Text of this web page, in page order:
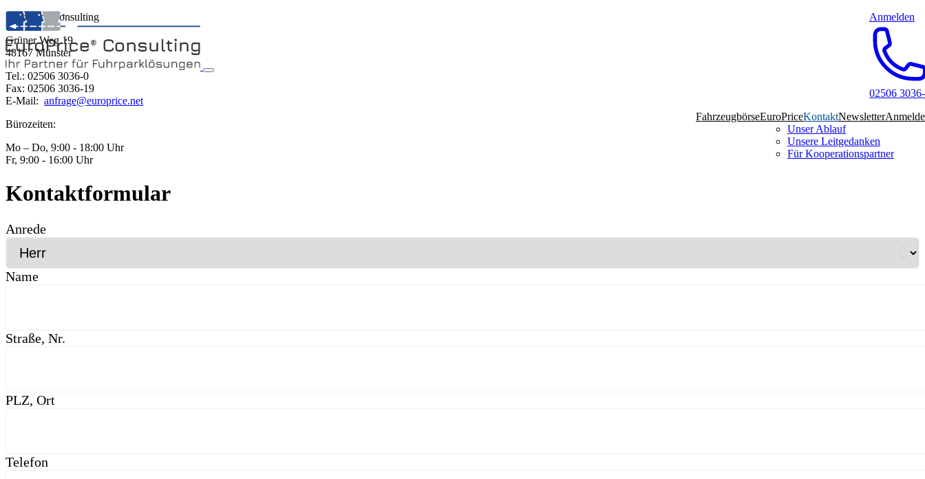
Anmelden
02506
FahrzeugbörseEuroPrice
Unser Ablauf
Unsere Leitgedanken
Für Kooperationspartner
KontaktNewsletter
EuroPrice Consulting
Grüner Weg 19
48167 Münster
Tel.: 02506 3036-0
Fax: 02506 3036-19
E-Mail: anfrage@europrice.net
Bürozeiten:
Mo – Do, 9:00 - 18:00 Uhr
Fr, 9:00 - 16:00 Uhr
Kontaktformular
Anrede
Name
Straße, Nr.
PLZ, Ort
Telefon